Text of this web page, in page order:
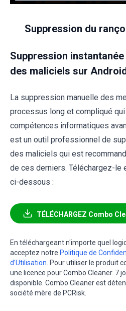
Suppression du
Suppression
des maliciels sur
La suppression manuelle des
processus long et compliqué
compétences informatiques
est un outil professionnel de
des maliciels qui est
de ces derniers. Téléchargez-le
ci-dessous :
TÉLÉCHARGEZ Combo
En téléchargeant n'importe quel
acceptez notre Politique de
d’Utilisation. Pour utiliser le produit
une licence pour Combo Cleaner. 7
disponible. Combo Cleaner est
société mère de PCRisk.